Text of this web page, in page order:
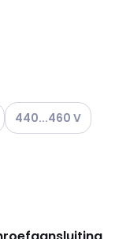
niet
Andere varianten
440...460 V
niet mogelijk)